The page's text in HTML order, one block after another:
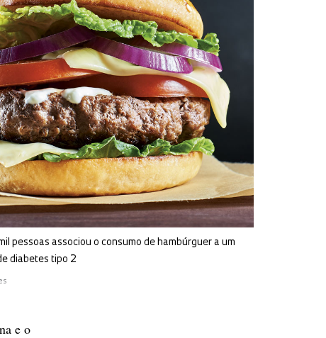
pessoas associou o consumo de hambúrguer a um
diabetes tipo 2
e o